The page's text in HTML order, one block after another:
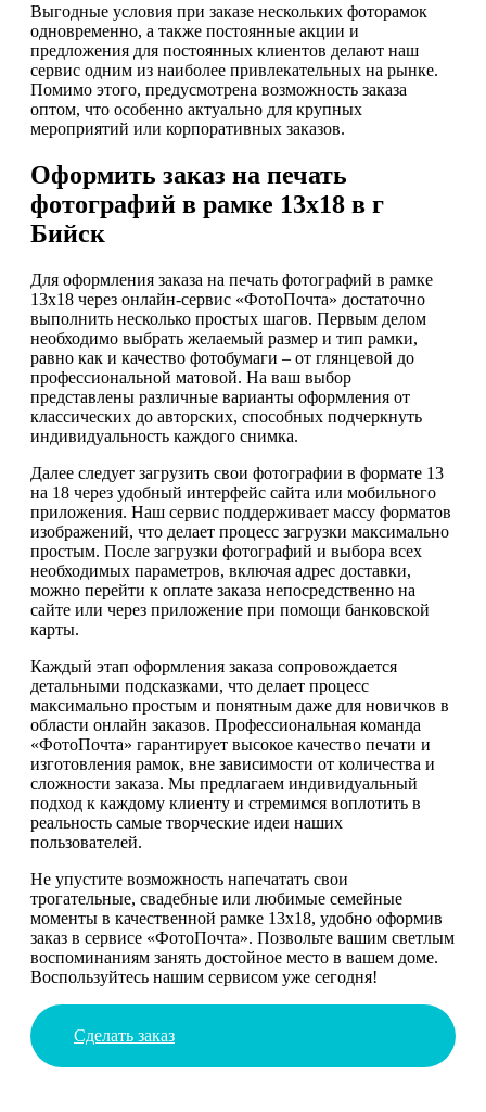
Выгодные условия при заказе нескольких фоторамок
одновременно, а также постоянные акции и
предложения для постоянных клиентов делают наш
сервис одним из наиболее привлекательных на рынке.
Помимо этого, предусмотрена возможность заказа
оптом, что особенно актуально для крупных
мероприятий или корпоративных заказов.
Оформить заказ на печать
фотографий в рамке 13х18 в г
Бийск
Для оформления заказа на печать фотографий в рамке
13х18 через онлайн-сервис «ФотоПочта» достаточно
выполнить несколько простых шагов. Первым делом
необходимо выбрать желаемый размер и тип рамки,
равно как и качество фотобумаги – от глянцевой до
профессиональной матовой. На ваш выбор
представлены различные варианты оформления от
классических до авторских, способных подчеркнуть
индивидуальность каждого снимка.
Далее следует загрузить свои фотографии в формате 13
на 18 через удобный интерфейс сайта или мобильного
приложения. Наш сервис поддерживает массу форматов
изображений, что делает процесс загрузки максимально
простым. После загрузки фотографий и выбора всех
необходимых параметров, включая адрес доставки,
можно перейти к оплате заказа непосредственно на
сайте или через приложение при помощи банковской
карты.
Каждый этап оформления заказа сопровождается
детальными подсказками, что делает процесс
максимально простым и понятным даже для новичков в
области онлайн заказов. Профессиональная команда
«ФотоПочта» гарантирует высокое качество печати и
изготовления рамок, вне зависимости от количества и
сложности заказа. Мы предлагаем индивидуальный
подход к каждому клиенту и стремимся воплотить в
реальность самые творческие идеи наших
пользователей.
Не упустите возможность напечатать свои
трогательные, свадебные или любимые семейные
моменты в качественной рамке 13х18, удобно оформив
заказ в сервисе «ФотоПочта». Позвольте вашим светлым
воспоминаниям занять достойное место в вашем доме.
Воспользуйтесь нашим сервисом уже сегодня!
Сделать заказ